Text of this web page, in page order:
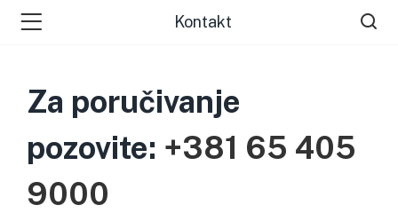
Kontakt
Za poručivanje
pozovite: +381 65 405
9000